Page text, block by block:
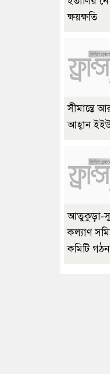
ক্ষয়ক্ষতি
সীমান্তে
আহ্বান
আতুকুড়া-
কল্যাণ
কমিটি গঠন